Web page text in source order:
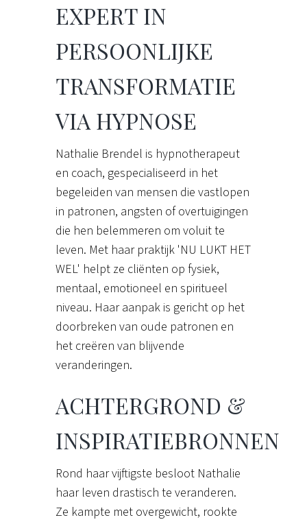
EXPERT IN
PERSOONLIJKE
TRANSFORMATIE
VIA HYPNOSE
Nathalie Brendel is hypnotherapeut
en coach, gespecialiseerd in het
begeleiden van mensen die vastlopen
in patronen, angsten of overtuigingen
die hen belemmeren om voluit te
leven. Met haar praktijk 'NU LUKT HET
WEL' helpt ze cliënten op fysiek,
mentaal, emotioneel en spiritueel
niveau. Haar aanpak is gericht op het
doorbreken van oude patronen en
het creëren van blijvende
veranderingen.
ACHTERGROND &
INSPIRATIEBRONNEN
Rond haar vijftigste besloot Nathalie
haar leven drastisch te veranderen.
Ze kampte met overgewicht, rookte